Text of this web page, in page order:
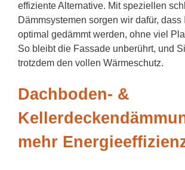
effiziente Alternative. Mit speziellen
Dämmsystemen sorgen wir dafür, dass
optimal gedämmt werden, ohne viel
So bleibt die Fassade unberührt, und
trotzdem den vollen Wärmeschutz.
Dachboden- &
mehr